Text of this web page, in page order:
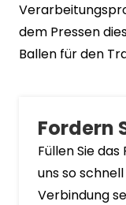
dem Pressen
Ballen für den
Fordern
Füllen Sie
uns so
Verbindung